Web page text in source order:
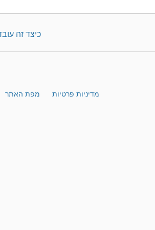
כיצד זה
מדיניות פרטיות מפת האתר